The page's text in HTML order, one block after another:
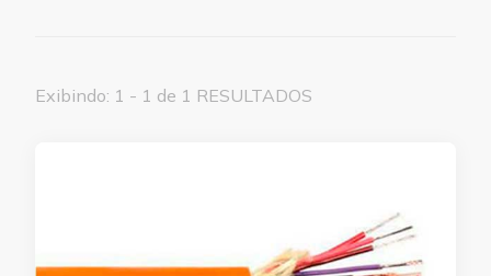
Exibindo: 1 - 1 de 1 RESULTADOS